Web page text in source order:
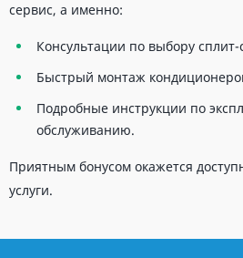
сервис, а именно:
Консультации по выбору
Быстрый монтаж
Подробные инструкции по
обслуживанию.
Приятным бонусом окажется
услуги.